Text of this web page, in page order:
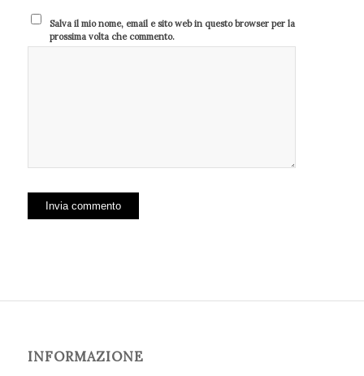
Salva il mio nome, email e sito web in questo browser per la
prossima volta che commento.
INFORMAZIONE